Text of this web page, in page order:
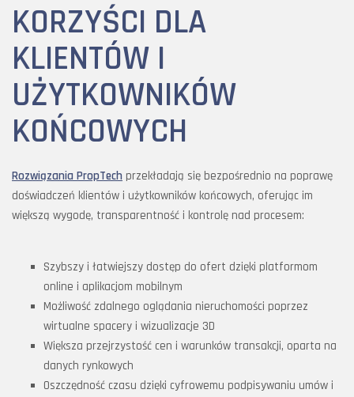
KORZYŚCI DLA
KLIENTÓW I
UŻYTKOWNIKÓW
KOŃCOWYCH
Rozwiązania PropTech przekładają się bezpośrednio na poprawę
doświadczeń klientów i użytkowników końcowych, oferując im
większą wygodę, transparentność i kontrolę nad procesem:
Szybszy i łatwiejszy dostęp do ofert dzięki platformom
online i aplikacjom mobilnym
Możliwość zdalnego oglądania nieruchomości poprzez
wirtualne spacery i wizualizacje 3D
Większa przejrzystość cen i warunków transakcji, oparta na
danych rynkowych
Oszczędność czasu dzięki cyfrowemu podpisywaniu umów i